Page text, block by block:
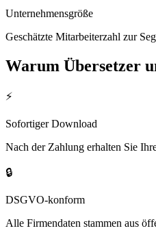
Unternehmensgröße
Geschätzte Mitarbeiterzahl zur
Warum Übersetzer
⚡
Sofortiger Download
Nach der Zahlung erhalten Sie
🔒
DSGVO-konform
Alle Firmendaten stammen aus